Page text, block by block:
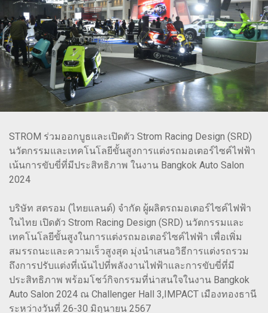
STROM ร่วมออกบูธและเปิดตัว Strom Racing Design (SRD)
นวัตกรรมและเทคโนโลยีขั้นสูงการแต่งรถมอเตอร์ไซค์ไฟฟ้า
เน้นการขับขี่ที่มีประสิทธิภาพ ในงาน Bangkok Auto Salon
2024
บริษัท สตรอม (ไทยแลนด์) จำกัด ผู้ผลิตรถมอเตอร์ไซค์ไฟฟ้า
ในไทย เปิดตัว Strom Racing Design (SRD) นวัตกรรมและ
เทคโนโลยีขั้นสูงในการแต่งรถมอเตอร์ไซค์ไฟฟ้า เพื่อเพิ่ม
สมรรถนะและความเร็วสูงสุด มุ่งนำเสนอวิธีการแต่งรถรวม
ถึงการปรับแต่งที่เน้นไปที่พลังงานไฟฟ้าและการขับขี่ที่มี
ประสิทธิภาพ พร้อมโชว์กิจกรรมที่น่าสนใจในงาน Bangkok
Auto Salon 2024 ณ Challenger Hall 3,IMPACT เมืองทองธานี
ระหว่างวันที่ 26-30 มิถุนายน 2567